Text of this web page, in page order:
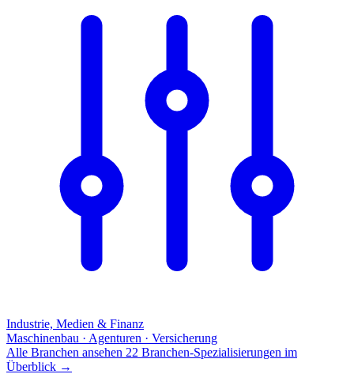
Industrie, Medien & Finanz
Maschinenbau · Agenturen · Versicherung
Alle Branchen ansehen 22 Branchen-Spezialisierungen im
Überblick →